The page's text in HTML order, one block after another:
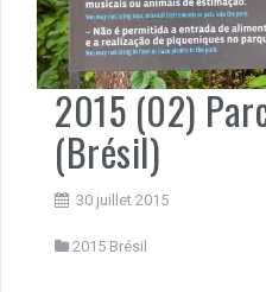
2015 (02)
(Brésil)
30 juillet 2015
2015 Brésil